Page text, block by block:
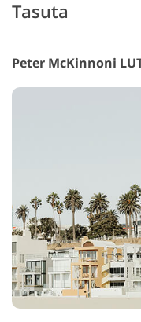
Tasuta
Peter McKinnoni